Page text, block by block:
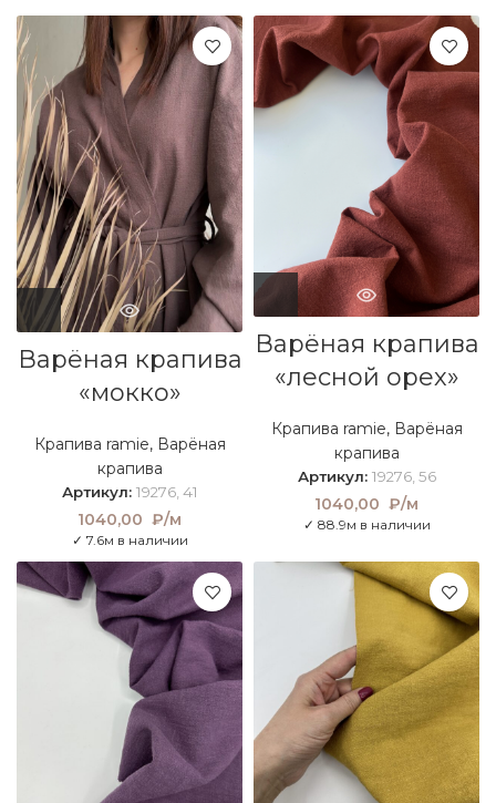
Варёная крапива
«мокко»
Крапива ramie, Варёная
крапива
Артикул: 19276, 41
1040,00 ₽/м
✓ 7.6м в наличии
Варёная крапива
«лесной орех»
Крапива ramie, Варёная
крапива
Артикул: 19276, 56
1040,00 ₽/м
✓ 88.9м в наличии